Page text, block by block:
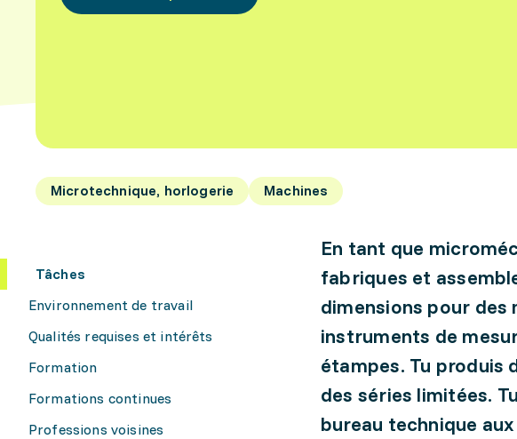
Microtechnique, horlogerie Machines
Tâches
Environnement de travail
Qualités requises et intérêts
Formation
Formations continues
Professions voisines
En tant que
fabriques et
dimensions pour des
instruments de
étampes. Tu produis
des séries limitées.
bureau technique